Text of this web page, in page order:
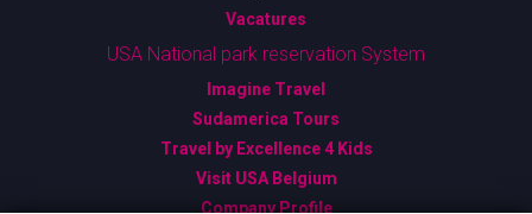
Vacatures
USA National park reservation System
Imagine Travel
Sudamerica Tours
Travel by Excellence 4 Kids
Visit USA Belgium
Company Profile